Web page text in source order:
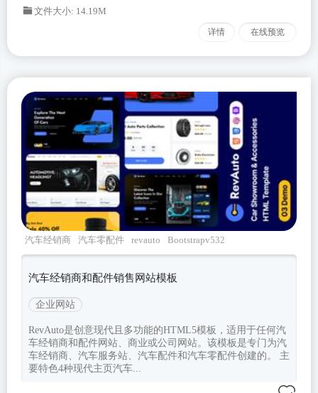
文件大小: 14.19M
详情 在线预览
汽车经销商 汽车零配件 revauto Bootstrapv532
汽车经销商和配件销售网站模板
企业网站
RevAuto是创意现代且多功能的HTML5模板，适用于任何汽
车经销商和配件网站、商业或公司网站。该模板是专门为汽
车经销商、汽车服务站、汽车配件和汽车零配件创建的。 主
要特色4种现代主页汽车...